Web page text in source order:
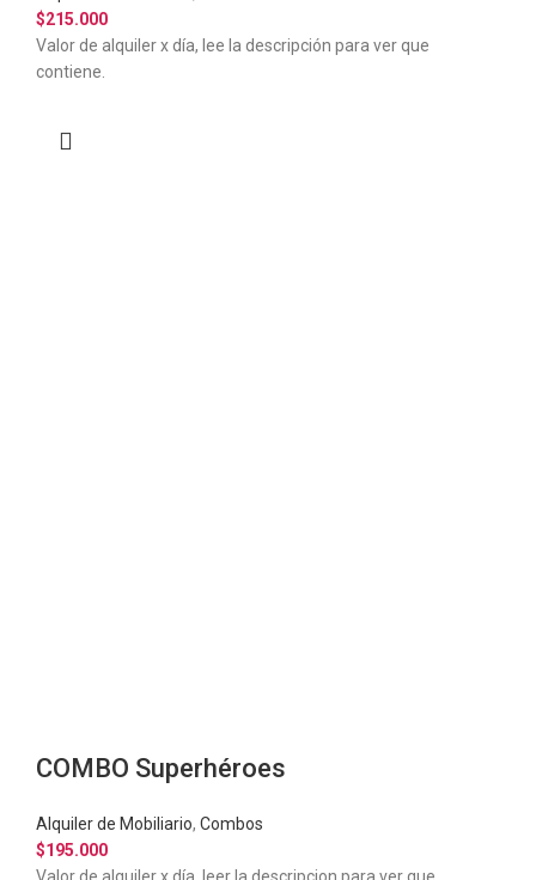
$215.000
Valor de alquiler x día, lee la descripción para ver que
contiene.
COMBO Superhéroes
Alquiler de Mobiliario, Combos
$195.000